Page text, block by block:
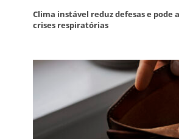
Clima instável reduz defesas e pode
crises respiratórias